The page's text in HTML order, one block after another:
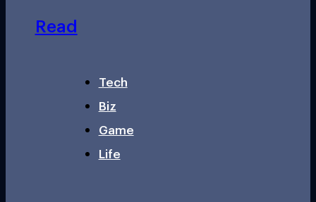
Read
Tech
Biz
Game
Life